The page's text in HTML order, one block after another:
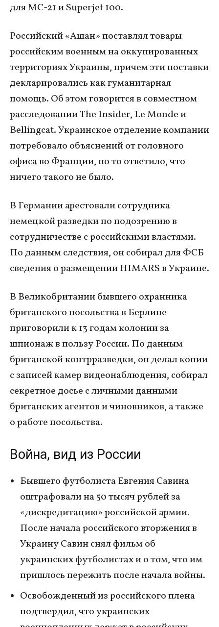
для МС-21 и Superjet 100.
Российский «Ашан» поставлял товары
российским военным на оккупированных
территориях Украины, причем эти поставки
декларировались как гуманитарная
помощь. Об этом говорится в совместном
расследовании The Insider, Le Monde и
Bellingcat. Украинское отделение компании
потребовало объяснений от головного
офиса во Франции, но то ответило, что
ничего такого не было.
В Германии арестовали сотрудника
немецкой разведки по подозрению в
сотрудничестве с российскими властями.
По данным следствия, он собирал для ФСБ
сведения о размещении HIMARS в Украине.
В Великобритании бывшего охранника
британского посольства в Берлине
приговорили к 13 годам колонии за
шпионаж в пользу России. По данным
британской контрразведки, он делал копии
с записей камер видеонаблюдения, собирал
секретное досье с личными данными
британских агентов и чиновников, а также
о работе посольства.
Война, вид из России
Бывшего футболиста Евгения Савина
оштрафовали на 50 тысяч рублей за
«дискредитацию» российской армии.
После начала российского вторжения в
Украину Савин снял фильм об
украинских футболистах и о том, что им
пришлось пережить после начала войны.
Освобожденный из российского плена
подтвердил, что украинских